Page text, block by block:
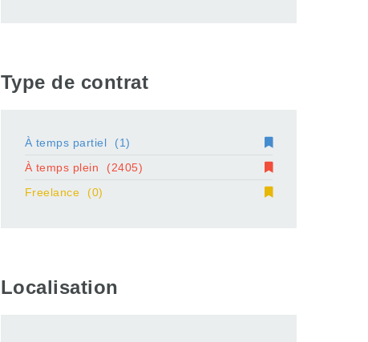
Type de contrat
À temps partiel
(1)
À temps plein
(2405)
Freelance
(0)
Localisation